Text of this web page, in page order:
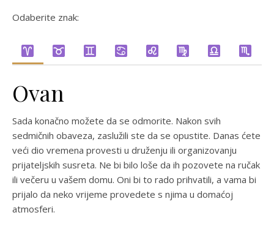
Odaberite znak:
Ovan
Sada konačno možete da se odmorite. Nakon svih
sedmičnih obaveza, zaslužili ste da se opustite. Danas ćete
veći dio vremena provesti u druženju ili organizovanju
prijateljskih susreta. Ne bi bilo loše da ih pozovete na ručak
ili večeru u vašem domu. Oni bi to rado prihvatili, a vama bi
prijalo da neko vrijeme provedete s njima u domaćoj
atmosferi.